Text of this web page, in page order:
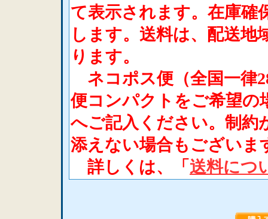
て表示されます。在庫確
します。送料は、配送地
ります。
ネコポス便（全国一律
便コンパクトをご希望の
へご記入ください。制約
添えない場合もございま
詳しくは、「 送料につ